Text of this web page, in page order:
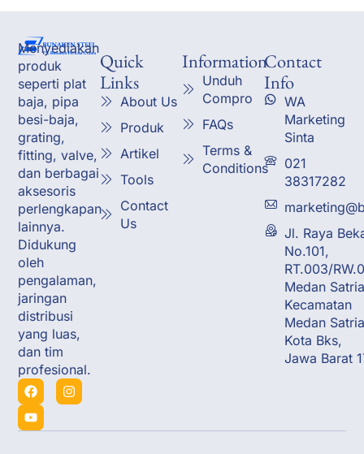
Menyediakan
produk
seperti plat
baja, pipa
besi-baja,
grating,
fitting, valve,
dan berbagai
aksesoris
perlengkapan
lainnya.
Didukung
oleh
pengalaman,
jaringan
distribusi
yang luas,
dan tim
profesional.
Quick
Links
About Us
Produk
Artikel
Tools
Contact
Us
Information
Unduh
Compro
FAQs
Terms &
Conditions
Contact
Info
WA
Marketing
Sinta
021
38317282
Jl. Raya
No.101,
RT.003/
Medan
Kecamatan
Medan
Kota Bks,
Jawa Barat